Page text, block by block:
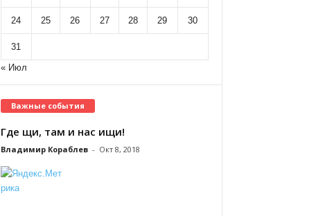
24 25 26 27 28 29 30
31
« Июл
Важные события
Где щи, там и нас ищи!
Владимир Кораблев - Окт 8, 2018